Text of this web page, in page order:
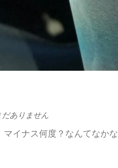
ありません
イナス何度？なんてなかな